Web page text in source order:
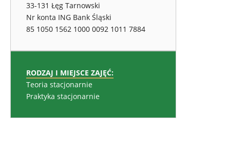
33-131 Łęg Tarnowski
Nr konta ING Bank Śląski
85 1050 1562 1000 0092 1011 7884
RODZAJ I MIEJSCE ZAJĘĆ:
Teoria stacjonarnie
Praktyka stacjonarnie